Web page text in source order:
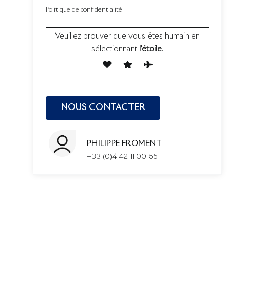
Politique de confidentialité
Veuillez prouver que vous êtes humain en
sélectionnantl’étoile.
PHILIPPE FROMENT
+33 (0)4 42 11 00 55